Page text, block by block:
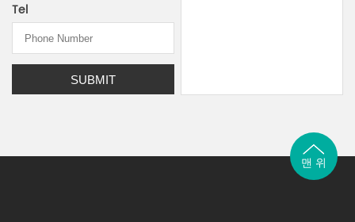
Tel
맨 위